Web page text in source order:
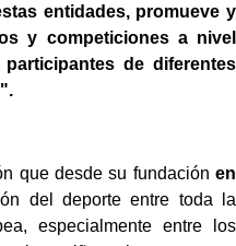
entidades, promueve y
y competiciones a nivel
de diferentes
que desde su fundación en
del deporte entre toda la
especialmente entre los